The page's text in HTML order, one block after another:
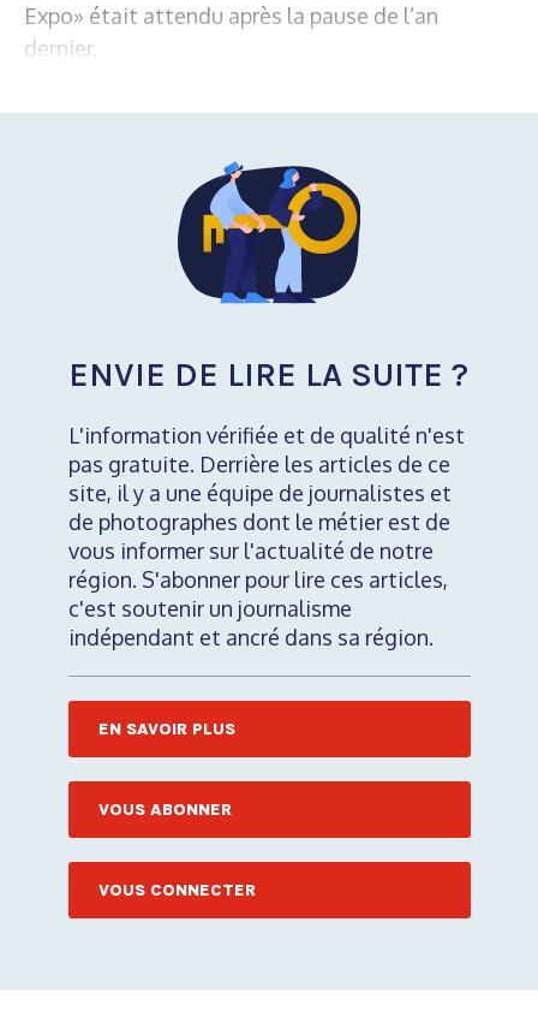
Expo» était attendu après la pause de l’an
dernier.
ENVIE DE LIRE LA SUITE ?
L'information vérifiée et de qualité n'est
pas gratuite. Derrière les articles de ce
site, il y a une équipe de journalistes et
de photographes dont le métier est de
vous informer sur l'actualité de notre
région. S'abonner pour lire ces articles,
c'est soutenir un journalisme
indépendant et ancré dans sa région.
EN SAVOIR PLUS
VOUS ABONNER
VOUS CONNECTER